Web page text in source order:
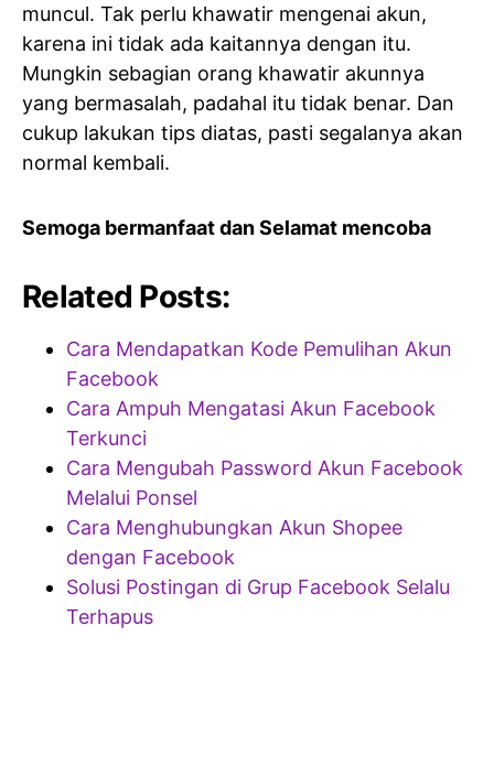
muncul. Tak perlu khawatir mengenai akun,
karena ini tidak ada kaitannya dengan itu.
Mungkin sebagian orang khawatir akunnya
yang bermasalah, padahal itu tidak benar. Dan
cukup lakukan tips diatas, pasti segalanya akan
normal kembali.
Semoga bermanfaat dan Selamat mencoba
Related Posts:
Cara Mendapatkan Kode Pemulihan Akun
Facebook
Cara Ampuh Mengatasi Akun Facebook
Terkunci
Cara Mengubah Password Akun Facebook
Melalui Ponsel
Cara Menghubungkan Akun Shopee
dengan Facebook
Solusi Postingan di Grup Facebook Selalu
Terhapus